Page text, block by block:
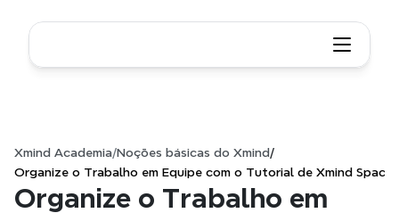
Xmind Academia/Noções básicas do Xmind /
Organize o Trabalho em Equipe com o Tutorial de Xmind Spaces
Organize o Trabalho em